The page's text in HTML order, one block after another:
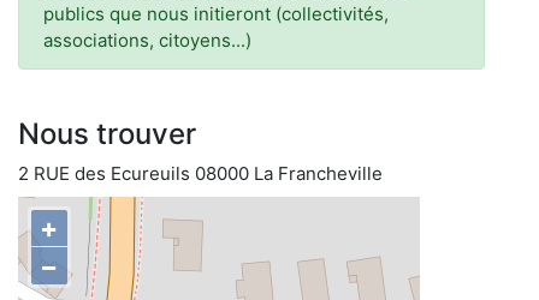
publics que nous initieront (collectivités,
associations, citoyens...)
Nous trouver
2 RUE des Ecureuils 08000 La Francheville
+
−